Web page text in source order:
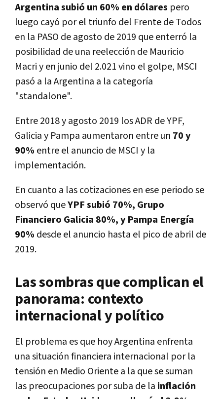
Argentina subió un 60% en dólares pero
luego cayó por el triunfo del Frente de Todos
en la PASO de agosto de 2019 que enterró la
posibilidad de una reelección de Mauricio
Macri y en junio del 2.021 vino el golpe, MSCI
pasó a la Argentina a la categoría
"standalone".
Entre 2018 y agosto 2019 los ADR de YPF,
Galicia y Pampa aumentaron entre un 70 y
90% entre el anuncio de MSCI y la
implementación.
En cuanto a las cotizaciones en ese periodo se
observó queYPF subió 70%, Grupo
Financiero Galicia 80%, y Pampa Energía
90% desde el anuncio hasta el pico de abril de
2019.
Las sombras que complican el
panorama: contexto
internacional y político
El problema es que hoy Argentina enfrenta
una situación financiera internacional por la
tensión en Medio Oriente a la que se suman
las preocupaciones por suba de la inflación